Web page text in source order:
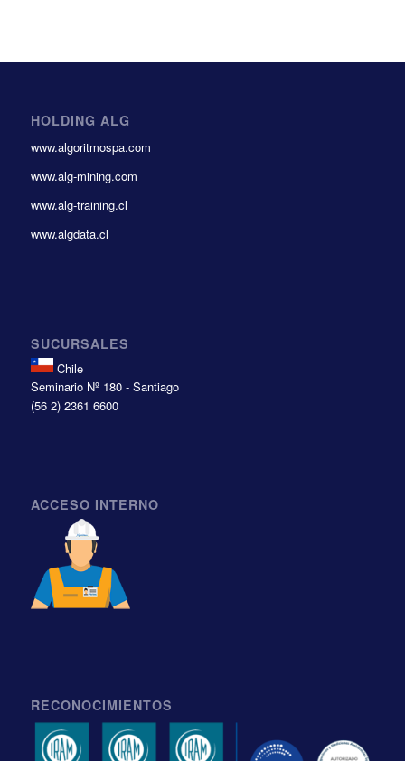
HOLDING ALG
www.algoritmospa.com
www.alg-mining.com
www.alg-training.cl
www.algdata.cl
SUCURSALES
Chile
Seminario Nº 180 - Santiago
(56 2) 2361 6600
ACCESO INTERNO
RECONOCIMIENTOS